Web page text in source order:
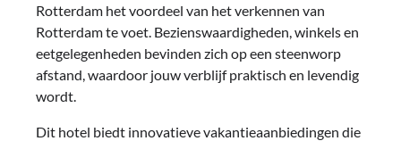
Rotterdam het voordeel van het verkennen van
Rotterdam te voet. Bezienswaardigheden, winkels en
eetgelegenheden bevinden zich op een steenworp
afstand, waardoor jouw verblijf praktisch en levendig
wordt.
Dit hotel biedt innovatieve vakantieaanbiedingen die